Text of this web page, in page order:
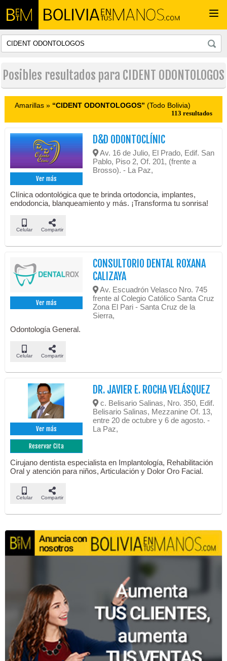
Posibles resultados para CIDENT ODONTOLOGOS
Amarillas » “CIDENT ODONTOLOGOS” (Todo Bolivia)
113 resultados
Ver más
D&D ODONTOCLÍNIC
Av. 16 de Julio, El Prado, Edif. San
Pablo, Piso 2, Of. 201, (frente a
Brosso). - La Paz,
Clínica odontológica que te brinda ortodoncia, implantes,
endodoncia, blanqueamiento y más. ¡Transforma tu sonrisa!
Celular Compartir
Ver más
CONSULTORIO DENTAL ROXANA
CALIZAYA
Av. Escuadrón Velasco Nro. 745
frente al Colegio Católico Santa Cruz
Zona El Pari - Santa Cruz de la
Sierra,
Odontología General.
Celular Compartir
Ver más
Reservar Cita
DR. JAVIER E. ROCHA VELÁSQUEZ
c. Belisario Salinas, Nro. 350, Edif.
Belisario Salinas, Mezzanine Of. 13,
entre 20 de octubre y 6 de agosto. -
La Paz,
Cirujano dentista especialista en Implantología, Rehabilitación
Oral y atención para niños, Articulación y Dolor Oro Facial.
Celular Compartir